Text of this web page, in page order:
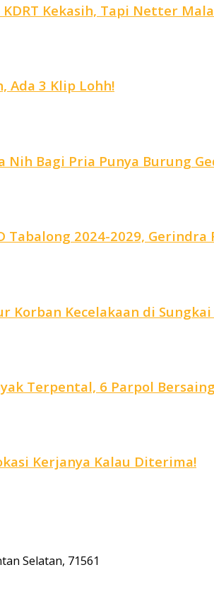
Kekasih, Tapi Netter
Ada 3 Klip Lohh!
Bagi Pria Punya Burung
2024-2029, Gerindra
Kecelakaan di
Terpental, 6 Parpol
Kerjanya Kalau Diterima!
Selatan, 71561